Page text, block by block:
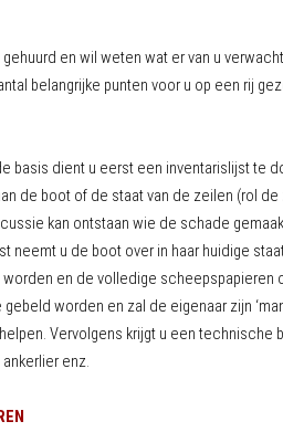
en wil weten wat er van u
belangrijke punten voor u op een rij
basis dient u eerst een inventarislijst te
de boot of de staat van de zeilen (rol
kan ontstaan wie de schade
neemt u de boot over in haar huidige
en de volledige scheepspapieren
worden en zal de eigenaar zijn
Vervolgens krijgt u een
ankerlier enz.